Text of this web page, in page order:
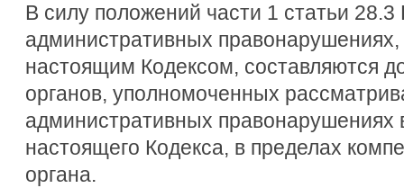
В силу положений части 1 статьи
административных
настоящим Кодексом, составляются
органов, уполномоченных
административных правонарушениях
настоящего Кодекса, в пределах
органа.